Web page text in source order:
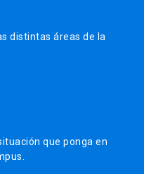
distintas áreas de la
que ponga en